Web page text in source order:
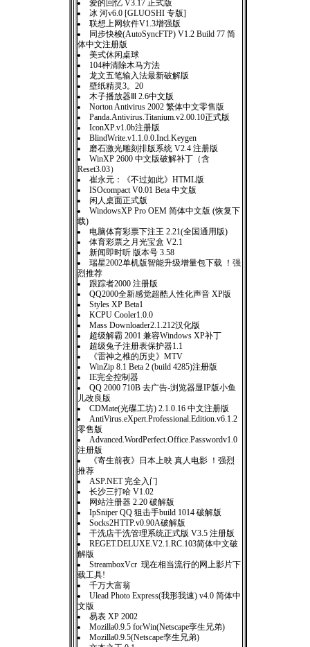
爱的回忆 V3.17 正式版
冰 河v6.0 [GLUOSHI 专版]
联想上网软件V1.3增强版
同步快梭(AutoSyncFTP) V1.2 Build 77 简
体中文注册版
美式休闲桌球
104种清除木马方法
龙文五笔输入法最新破解版
壁纸精灵3。20
木子播放器Ⅲ 2.6中文版
Norton Antivirus 2002 繁体中文零售版
Panda.Antivirus.Titanium.v2.00.10正式版
IconXP.v1.0b注册版
BlindWrite.v1.1.0.0.Incl.Keygen
磨石激光雕刻排版系统 V2.4 注册版
WinXP 2600 中文版破解补丁（含
Reset3.03）
崔永元：《不过如此》HTML版
ISOcompact V0.01 Beta 中文版
闲人桌面正式版
WindowsXP Pro OEM 简体中文版 (恢复下
载)
电脑体育彩票下注王 2.21(全国通用版)
体育彩票之月光宝盒 V2.1
新闻即时听 版本号 3.58
瑞星2002单机版智能升级增量包下载 ！强
烈推荐
跟踪者2000 注册版
QQ2000全新感觉超酷人性化声音 XP版
Styles XP Beta1
KCPU Cooler1.0.0
Mass Downloader2.1.212汉化版
超级解霸 2001 兼容Windows XP补丁
超级兔子注册表保护器1.1
《雷神之椎的历史》MTV
WinZip 8.1 Beta 2 (build 4285)注册版
IE完全控制器
QQ 2000 710B 去广告-浏览器显IP版小鱼
儿改良版
CDMate(光碟工坊) 2.1.0.16 中文注册版
AntiVirus.eXpert.Professional.Edition.v6.1.2
零售版
Advanced.WordPerfect.Office.Passwordv1.0
注册版
《寄生前夜》日本上映 真人电影 ！强烈
推荐
ASP.NET 完全入门
长沙三打哈 V1.02
网站注册器 2.20 破解版
IpSniper QQ 狙击手build 1014 破解版
Socks2HTTP.v0.90A破解版
干洗店干洗管理系统正式版 V3.5 注册版
REGET.DELUXE.V2.1.RC.103简体中文破
解版
StreamboxVcr 现在相当流行的网上影片下
载工具!
千万大富翁
Ulead Photo Express(我形我速) v4.0 简体中
文版
易表 XP 2002
Mozilla0.9.5 forWin(Netscape孪生兄弟)
Mozilla0.9.5(Netscape孪生兄弟)